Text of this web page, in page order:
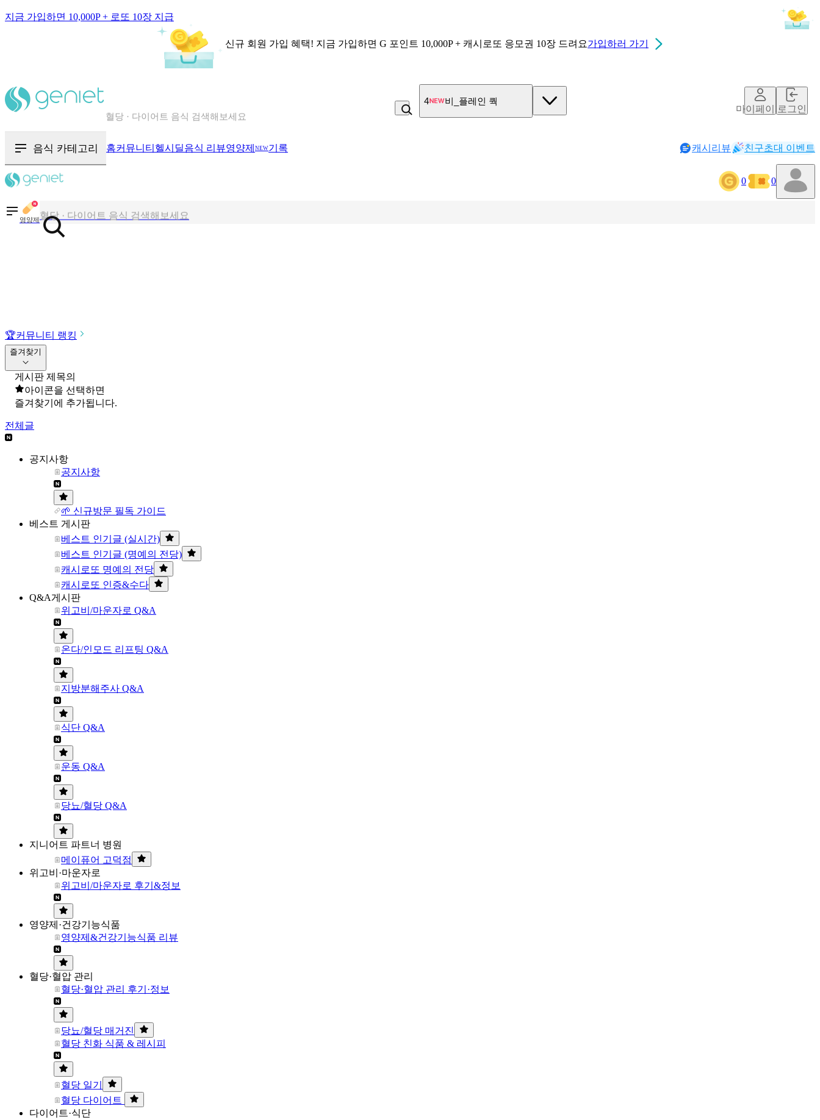
지금 가입하면 10,000P + 로또 10장 지급
신규 회원 가입 혜택! 지금 가입하면 G 포인트 10,000P + 캐시로또 응모권 10장 드려요가입하러 가기
혈당 · 다이어트 음식 검색해보세요
5 미각제빵소 더블스콘
마이페이지로그인
음식 카테고리 홈커뮤니티 헬시딜음식 리뷰영양제 NEW기록 캐시리뷰 친구초대 이벤트
0 0
영양제
혈당 · 다이어트 음식 검색해보세요
음식 · 영양제 리뷰를 찾아보세요
🏆커뮤니티 랭킹
즐겨찾기
게시판 제목의
아이콘을 선택하면
즐겨찾기에 추가됩니다.
전체글
공지사항
공지사항
🌱 신규방문 필독 가이드
베스트 게시판
베스트 인기글 (실시간)
베스트 인기글 (명예의 전당)
캐시로또 명예의 전당
캐시로또 인증&수다
Q&A게시판
위고비/마운자로 Q&A
온다/인모드 리프팅 Q&A
지방분해주사 Q&A
식단 Q&A
운동 Q&A
당뇨/혈당 Q&A
지니어트 파트너 병원
메이퓨어 고덕점
위고비·마운자로
위고비/마운자로 후기&정보
영양제·건강기능식품
영양제&건강기능식품 리뷰
혈당·혈압 관리
혈당·혈압 관리 후기·정보
당뇨/혈당 매거진
혈당 친화 식품 & 레시피
혈당 일기
혈당 다이어트
다이어트·식단